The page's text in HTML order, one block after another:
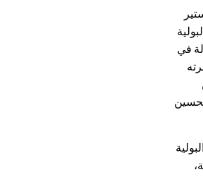
في